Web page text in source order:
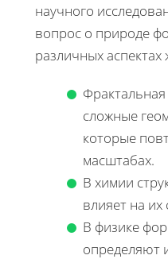
научного
вопрос о природе
различных аспектах
сложные
которые
масштабах.
В химии
влияет на их
В физике
определяют